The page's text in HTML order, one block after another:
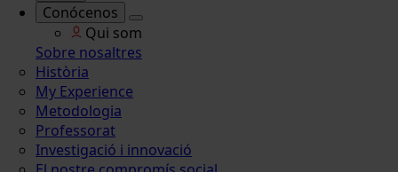
Conócenos
Qui som
Sobre nosaltres
Història
My Experience
Metodologia
Professorat
Investigació i innovació